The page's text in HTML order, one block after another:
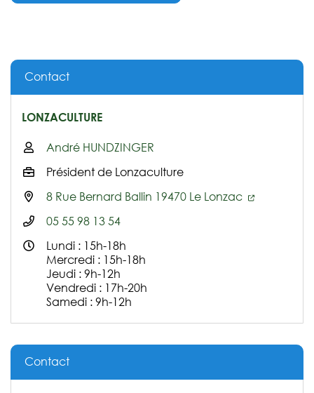
Contact
LONZACULTURE
André HUNDZINGER
Président de Lonzaculture
8 Rue Bernard Ballin 19470 Le Lonzac
05 55 98 13 54
Lundi : 15h-18h
Mercredi : 15h-18h
Jeudi : 9h-12h
Vendredi : 17h-20h
Samedi : 9h-12h
Contact